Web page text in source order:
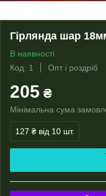
Гірлянда шар
В наявності
Код: 1
Опт і роздріб
205 ₴
Мінімальна сума
127 ₴ від 10 шт.